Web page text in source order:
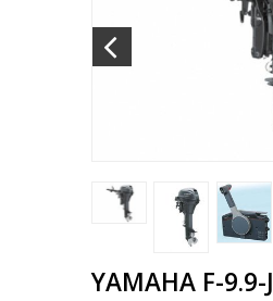
YAMAHA F-9.9-J